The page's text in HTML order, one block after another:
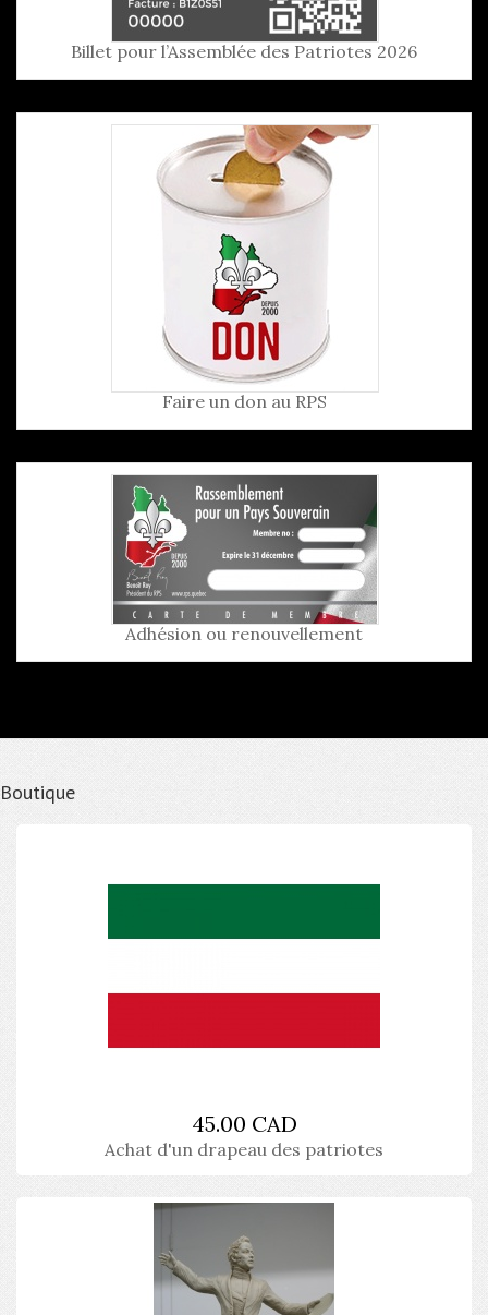
Billet pour l’Assemblée des Patriotes 2026
Faire un don au RPS
Adhésion ou renouvellement
Boutique
45.00 CAD
Achat d'un drapeau des patriotes